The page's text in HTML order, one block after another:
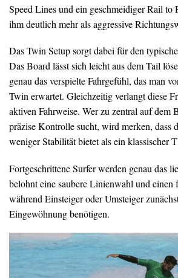
Speed Lines und ein geschmeidiger Rail to
ihm deutlich mehr als aggressive
Das Twin Setup sorgt dabei für den
Das Board lässt sich leicht aus dem Tail
genau das verspielte Fahrgefühl, das man
Twin erwartet. Gleichzeitig verlangt diese
aktiven Fahrweise. Wer zu zentral auf dem
präzise Kontrolle sucht, wird merken, dass
weniger Stabilität bietet als ein klassischer
Fortgeschrittene Surfer werden genau das
belohnt eine saubere Linienwahl und einen
während Einsteiger oder Umsteiger
Eingewöhnung benötigen.